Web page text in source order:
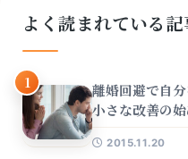
よく読まれている記
1
離婚回避で自
小さな改善の
2015.11.20